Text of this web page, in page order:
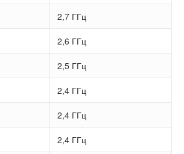
2,7 ГГц
2,6 ГГц
2,5 ГГц
2,4 ГГц
2,4 ГГц
2,4 ГГц